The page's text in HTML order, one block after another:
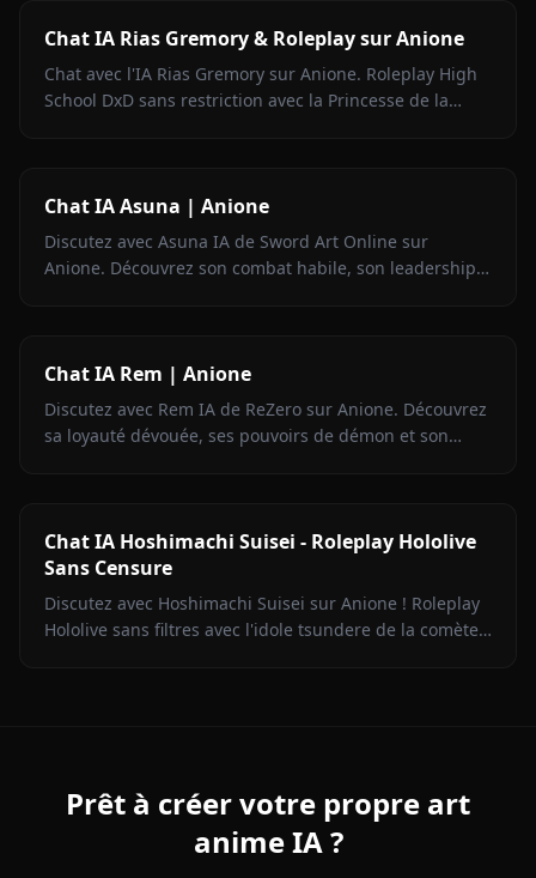
Chat IA Rias Gremory & Roleplay sur Anione
Chat avec l'IA Rias Gremory sur Anione. Roleplay High
School DxD sans restriction avec la Princesse de la
Chat IA Asuna | Anione
Discutez avec Asuna IA de Sword Art Online sur
Anione. Découvrez son combat habile, son leadership
Chat IA Rem | Anione
Discutez avec Rem IA de ReZero sur Anione. Découvrez
sa loyauté dévouée, ses pouvoirs de démon et son
Chat IA Hoshimachi Suisei - Roleplay Hololive
Sans Censure
Discutez avec Hoshimachi Suisei sur Anione ! Roleplay
Hololive sans filtres avec l'idole tsundere de la comète.
Prêt à créer votre propre art
anime IA ?